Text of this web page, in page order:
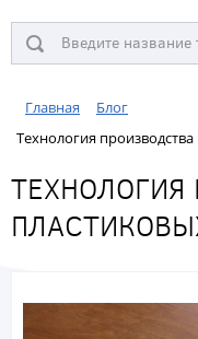
Главная
Блог
Технология
ТЕХНОЛОГИЯ